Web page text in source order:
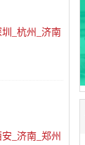
_杭州_济南
_济南_郑州